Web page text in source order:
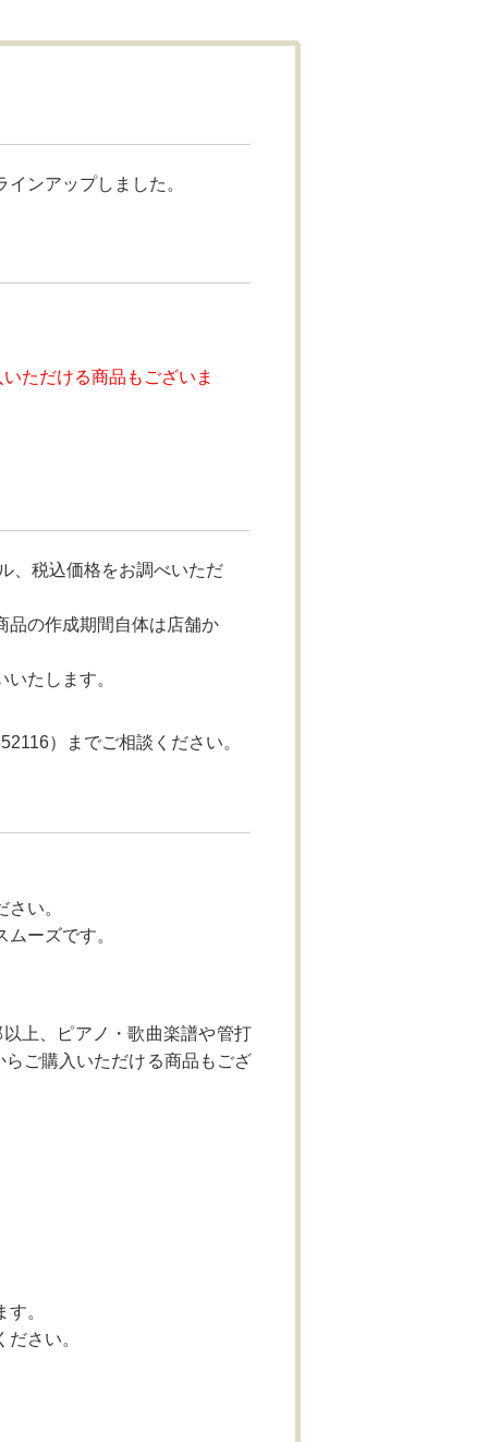
ンアップしました。
ただける商品もございま
、税込価格をお調べいただ
品の作成期間自体は店舗か
たします。
）までご相談ください。
い。
ーズです。
上、ピアノ・歌曲楽譜や管打
ご購入いただける商品もござ
。
さい。